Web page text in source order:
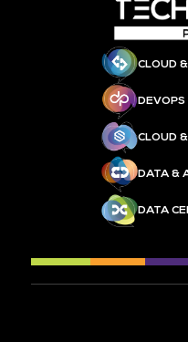
CLOUD
DEVOPS
CLOUD
DATA &
DATA